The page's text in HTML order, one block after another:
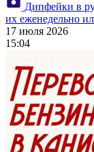
Дипфейки в
их еженедельно
17 июля 2026
15:04